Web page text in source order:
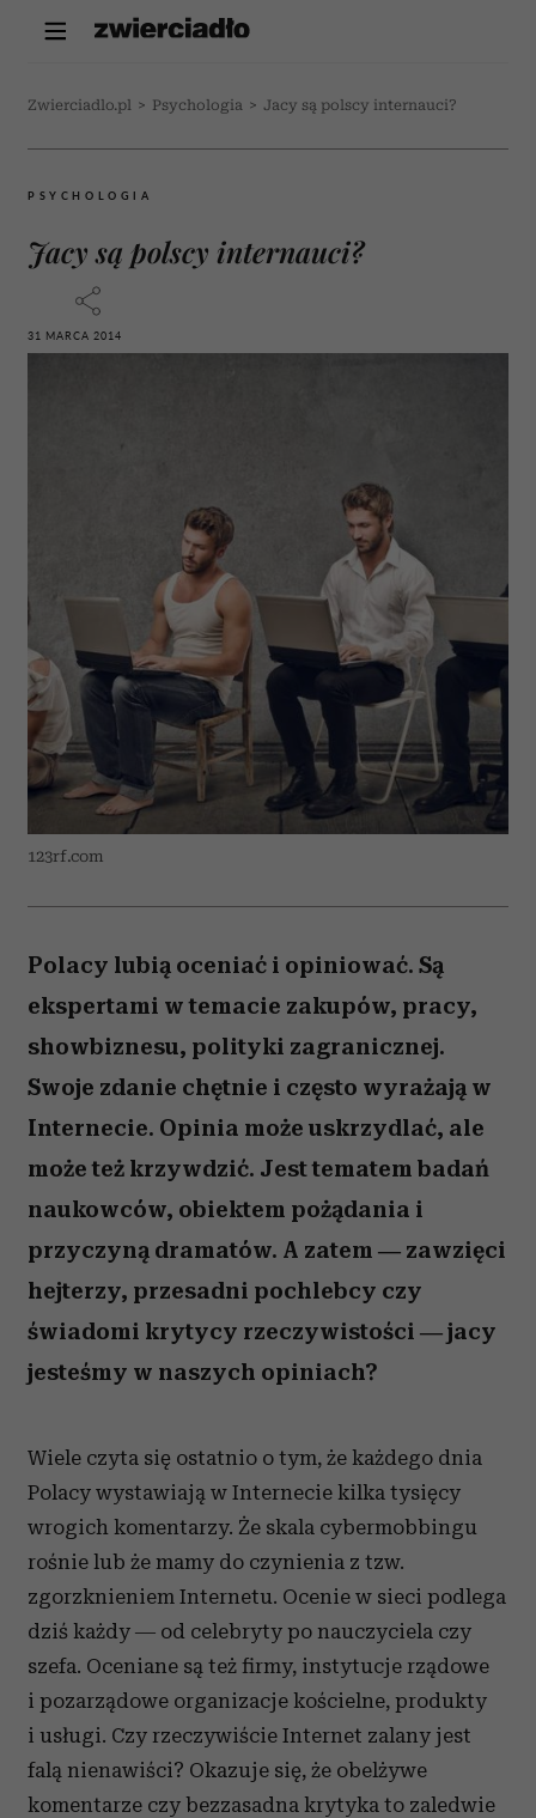
Zwierciadlo.pl > Psychologia > Jacy są polscy internauci?
PSYCHOLOGIA
Jacy są polscy internauci?
31 MARCA 2014
123rf.com
Polacy lubią oceniać i opiniować. Są
ekspertami w temacie zakupów, pracy,
showbiznesu, polityki zagranicznej.
Swoje zdanie chętnie i często wyrażają w
Internecie. Opinia może uskrzydlać, ale
może też krzywdzić. Jest tematem badań
naukowców, obiektem pożądania i
przyczyną dramatów. A zatem ― zawzięci
hejterzy, przesadni pochlebcy czy
świadomi krytycy rzeczywistości ― jacy
jesteśmy w naszych opiniach?
Wiele czyta się ostatnio o tym, że każdego dnia
Polacy wystawiają w Internecie kilka tysięcy
wrogich komentarzy. Że skala cybermobbingu
rośnie lub że mamy do czynienia z tzw.
zgorzknieniem Internetu. Ocenie w sieci podlega
dziś każdy ― od celebryty po nauczyciela czy
szefa. Oceniane są też firmy, instytucje rządowe
i pozarządowe organizacje kościelne, produkty
i usługi. Czy rzeczywiście Internet zalany jest
falą nienawiści? Okazuje się, że obelżywe
komentarze czy bezzasadna krytyka to zaledwie